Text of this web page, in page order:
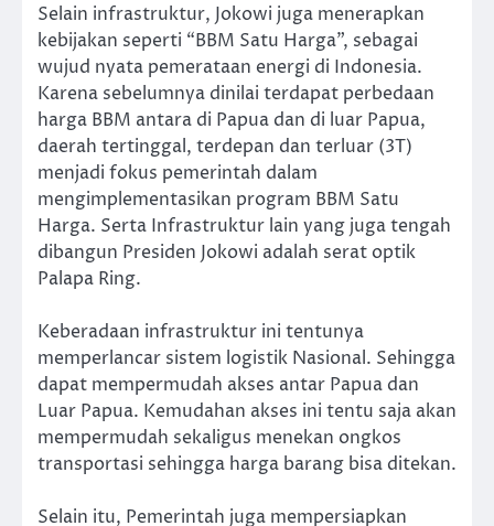
Selain infrastruktur, Jokowi juga menerapkan
kebijakan seperti “BBM Satu Harga”, sebagai
wujud nyata pemerataan energi di Indonesia.
Karena sebelumnya dinilai terdapat perbedaan
harga BBM antara di Papua dan di luar Papua,
daerah tertinggal, terdepan dan terluar (3T)
menjadi fokus pemerintah dalam
mengimplementasikan program BBM Satu
Harga. Serta Infrastruktur lain yang juga tengah
dibangun Presiden Jokowi adalah serat optik
Palapa Ring.
Keberadaan infrastruktur ini tentunya
memperlancar sistem logistik Nasional. Sehingga
dapat mempermudah akses antar Papua dan
Luar Papua. Kemudahan akses ini tentu saja akan
mempermudah sekaligus menekan ongkos
transportasi sehingga harga barang bisa ditekan.
Selain itu, Pemerintah juga mempersiapkan